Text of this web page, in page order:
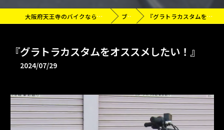
大阪府天王寺のバイクなら有限会社タイガーオート ブログ 『グラトラカスタムをオススメしたい！』
『グラトラカスタムをオススメしたい！』
2024/07/29